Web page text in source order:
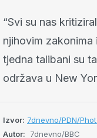
“Svi su nas
njihovim zakonima
tjedna talibani su
održava u New
Izvor: 7dnevno/PDN/
Autor:
7dnevno/BBC